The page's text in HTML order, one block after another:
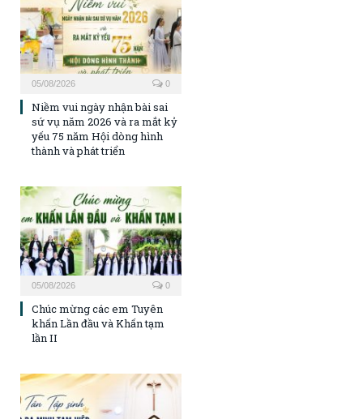
05/08/2026 0
Niềm vui ngày nhận bài sai
sứ vụ năm 2026 và ra mắt kỷ
yếu 75 năm Hội dòng hình
thành và phát triển
05/08/2026 0
Chúc mừng các em Tuyên
khấn Lần đầu và Khấn tạm
lần II